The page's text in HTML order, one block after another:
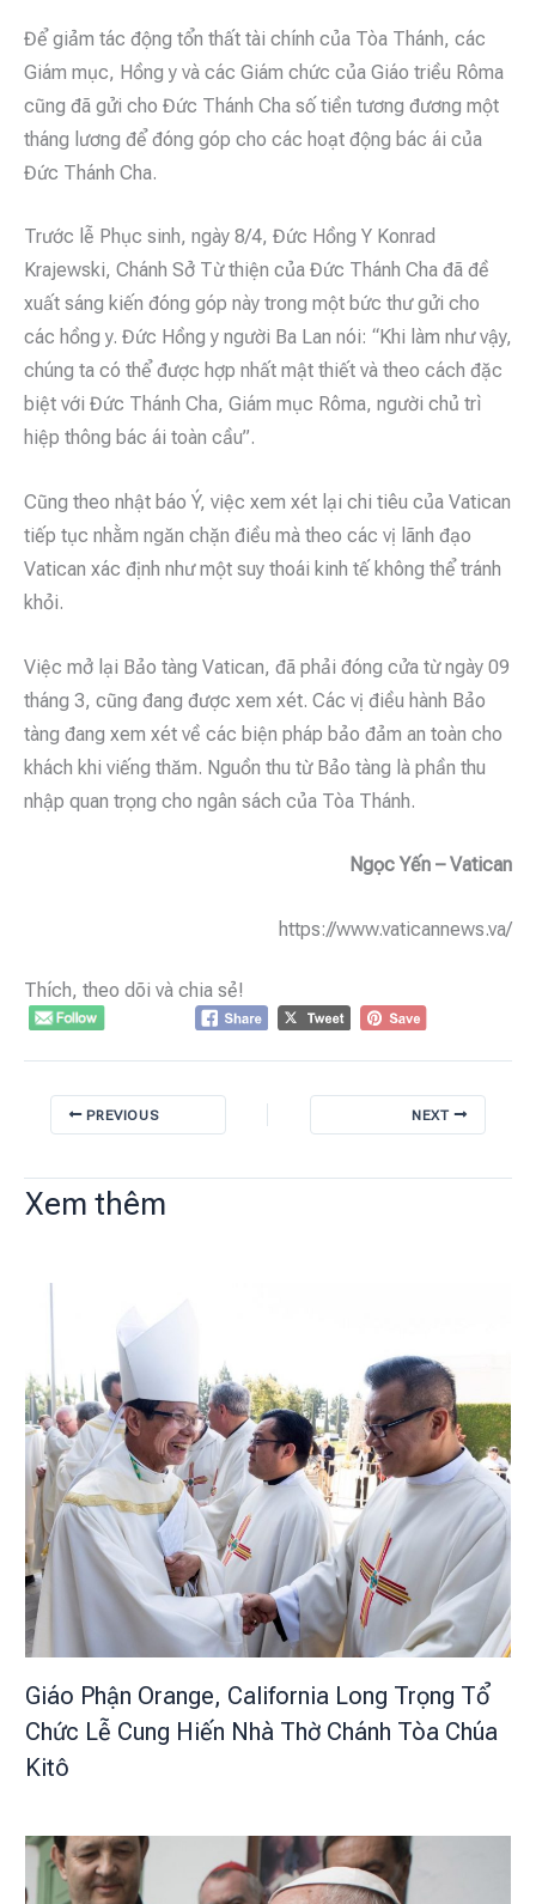
Để giảm tác động tổn thất tài chính của Tòa Thánh, các
Giám mục, Hồng y và các Giám chức của Giáo triều Rôma
cũng đã gửi cho Đức Thánh Cha số tiền tương đương một
tháng lương để đóng góp cho các hoạt động bác ái của
Đức Thánh Cha.
Trước lễ Phục sinh, ngày 8/4, Đức Hồng Y Konrad
Krajewski, Chánh Sở Từ thiện của Đức Thánh Cha đã đề
xuất sáng kiến đóng góp này trong một bức thư gửi cho
các hồng y. Đức Hồng y người Ba Lan nói: “Khi làm như vậy,
chúng ta có thể được hợp nhất mật thiết và theo cách đặc
biệt với Đức Thánh Cha, Giám mục Rôma, người chủ trì
hiệp thông bác ái toàn cầu”.
Cũng theo nhật báo Ý, việc xem xét lại chi tiêu của Vatican
tiếp tục nhằm ngăn chặn điều mà theo các vị lãnh đạo
Vatican xác định như một suy thoái kinh tế không thể tránh
khỏi.
Việc mở lại Bảo tàng Vatican, đã phải đóng cửa từ ngày 09
tháng 3, cũng đang được xem xét. Các vị điều hành Bảo
tàng đang xem xét về các biện pháp bảo đảm an toàn cho
khách khi viếng thăm. Nguồn thu từ Bảo tàng là phần thu
nhập quan trọng cho ngân sách của Tòa Thánh.
Ngọc Yến – Vatican
https://www.vaticannews.va/
Thích, theo dõi và chia sẻ!
PREVIOUS NEXT
Xem thêm
Giáo Phận Orange, California Long Trọng Tổ
Chức Lễ Cung Hiến Nhà Thờ Chánh Tòa Chúa
Kitô